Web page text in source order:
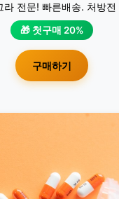
라 전문! 빠른배송. 처방전
🎁 첫구매 20%
구매하기